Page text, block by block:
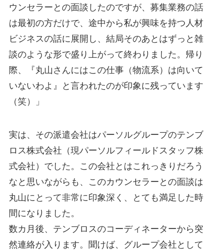
ウンセラーとの面談したのですが、募集業務の話
は最初の方だけで、途中から私が興味を持つ人材
ビジネスの話に展開し、結局そのあとはずっと雑
談のような形で盛り上がって終わりました。帰り
際、『丸山さんにはこの仕事（物流系）は向いて
いないわよ』と言われたのが印象に残っています
（笑）」
実は、その派遣会社はパーソルグループのテンブ
ロス株式会社（現パーソルフィールドスタッフ株
式会社）でした。この会社とはこれっきりだろう
なと思いながらも、このカウンセラーとの面談は
丸山にとって非常に印象深く、とても満足した時
間になりました。
数カ月後、テンブロスのコーディネーターから突
然連絡が入ります。聞けば、グループ会社として